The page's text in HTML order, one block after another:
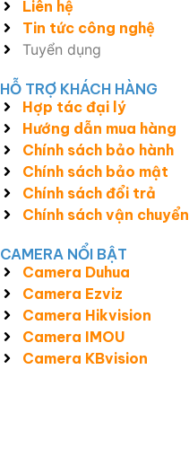
Liên hệ
Tin tức công nghệ
Tuyển dụng
HỖ TRỢ KHÁCH HÀNG
Hợp tác đại lý
Hướng dẫn mua hàng
Chính sách bảo hành
Chính sách bảo mật
Chính sách đổi trả
Chính sách vận chuyển
CAMERA NỔI BẬT
Camera Duhua
Camera Ezviz
Camera Hikvision
Camera IMOU
Camera KBvision